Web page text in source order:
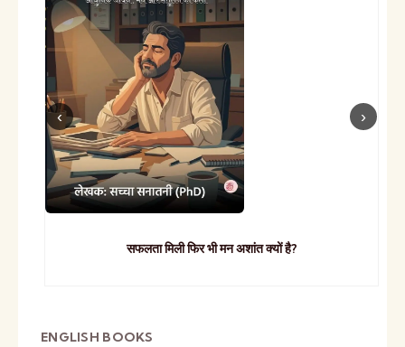
सफलता मिली फिर भी मन अशांत क्यों है?
ENGLISH BOOKS